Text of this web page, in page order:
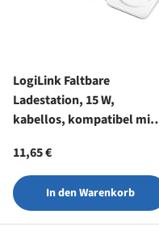
LogiLink Faltbare
Ladestation, 15 W,
kabellos, kompatibel mit
AirPods, Weiß
Normaler Preis
11,65 €
In den Warenkorb